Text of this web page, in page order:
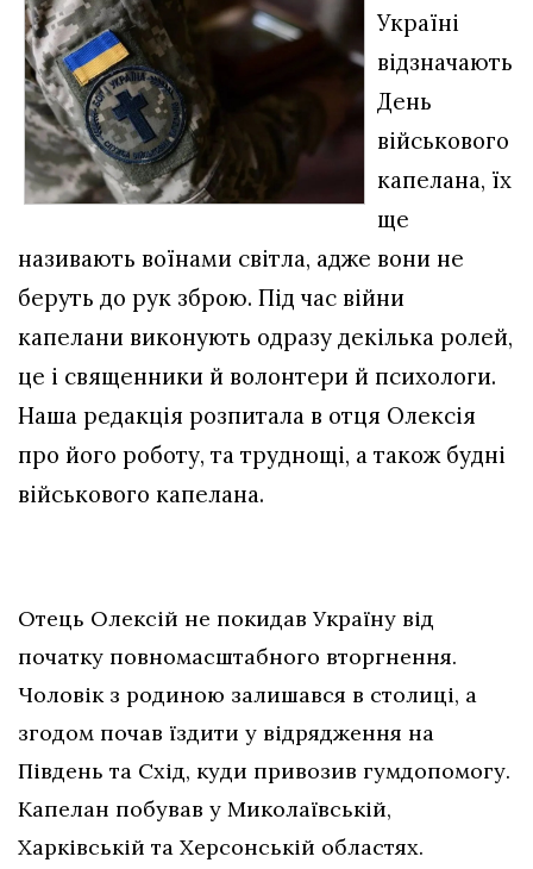
Україні
відзначають
День
військового
капелана, їх
ще
називають воїнами світла, адже вони не
беруть до рук зброю. Під час війни
капелани виконують одразу декілька ролей,
це і священники й волонтери й психологи.
Наша редакція розпитала в отця Олексія
про його роботу, та труднощі, а також будні
військового капелана.
Отець Олексій не покидав Україну від
початку повномасштабного вторгнення.
Чоловік з родиною залишався в столиці, а
згодом почав їздити у відрядження на
Південь та Схід, куди привозив гумдопомогу.
Капелан побував у Миколаївській,
Харківській та Херсонській областях.